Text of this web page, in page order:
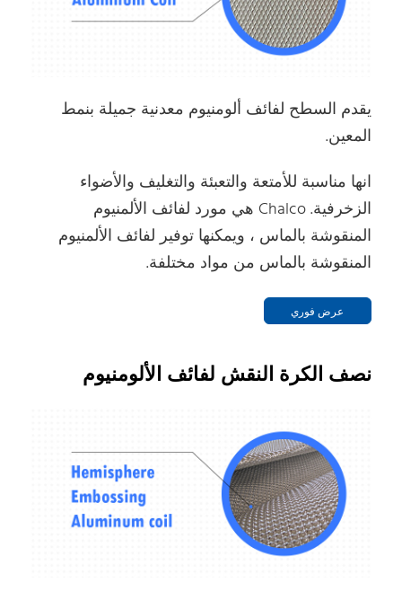
يقدم السطح لفائف ألومنيوم معدنية جميلة بنمط
المعين.
انها مناسبة للأمتعة والتعبئة والتغليف والأضواء
الزخرفية. Chalco هي مورد لفائف الألمنيوم
المنقوشة بالماس ، ويمكنها توفير لفائف الألمنيوم
المنقوشة بالماس من مواد مختلفة.
عرض فوري
نصف الكرة النقش لفائف الألومنيوم